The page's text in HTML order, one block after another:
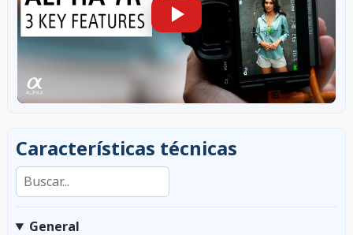
Características técnicas
Buscar en las características
General